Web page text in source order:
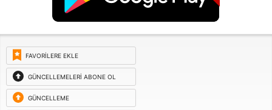
FAVORILERE EKLE
GÜNCELLEMELERI ABONE OL
GÜNCELLEME